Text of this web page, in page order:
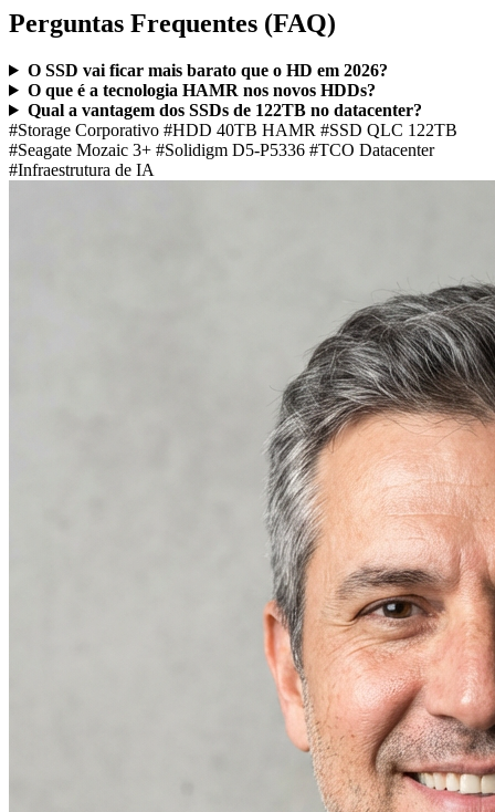
Perguntas Frequentes (FAQ)
O SSD vai ficar mais barato que o HD em 2026?
O que é a tecnologia HAMR nos novos HDDs?
Qual a vantagem dos SSDs de 122TB no datacenter?
#Storage Corporativo #HDD 40TB HAMR #SSD QLC 122TB
#Seagate Mozaic 3+ #Solidigm D5-P5336 #TCO Datacenter
#Infraestrutura de IA